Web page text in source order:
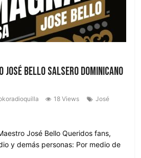
Bello Salsero Dominicano
18 Views
José
José Bello Queridos fans,
y demás personas: Por medio de